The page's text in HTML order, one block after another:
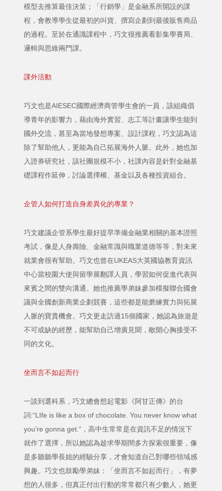
模型去推算最佳決策；「行銷學」是金融系所開設的課
程，會教導學生從最初的叫貨、撰寫企劃到最後販售商品
的過程。至於在通識課程中，巧文很推薦看影集學賽局、
邏輯與思維兩門課。
課外活動
巧文也是AIESEC國際經濟商管學生會的一員，該組織倡
導青年的影響力，藉由海外實習、志工等計畫讓學生能到
國外交流，甚至為當地發想專案、設計課程，巧文認為這
除了幫助他人，更能為自己拓展海外人脈。此外，她也加
入證券研究社，該社團規模不小，社課內容是針對金融基
礎課程作延伸，討論選擇權、基金以及各種投資組合。
企管人如何打造自身差異化的專業？
巧文建議企管系學生最好提早準備金融業相關的基本證照
考試，像是人身壽險、金融常識與職業道德等等，對未來
就業會很有幫助。巧文也曾在UKEAS大英國協教育資訊
中心當校園大使與留學展翻譯人員，學習如何促進代表與
來賓之間的雙向溝通。她也推薦學弟妹參加模擬聯合國會
議與全國創新商業企劃競賽，這些都是能磨練實力與拓展
人脈的寶貴機會。巧文更走訪過15個國家，她認為旅遊是
不可或缺的經歷，能幫助自己增廣見聞，敞開心胸接受不
同的文化。
坐而言不如起而行
一談到選科系，巧文總會想起電影《阿甘正傳》的台
詞:“LIfe is like a box of chocolate. You never know what
you’re gonna get.”，高中生常常是在資訊不足的情況下
就作了選擇，所以她認為趁求學期間多方探索很重要，像
是多聽聽學長姐的經驗分享，才會知道自己對哪些領域感
興趣。巧文也鼓勵學弟妹：「坐而言不如起而行」，有夢
想的人很多，但真正付出行動的常常都只有少數人，她更